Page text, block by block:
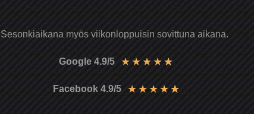
Sesonkiaikana myös viikonloppuisin sovittuna aikana.
Google 4.9/5 ★ ★ ★ ★ ★
Facebook 4.9/5 ★ ★ ★ ★ ★